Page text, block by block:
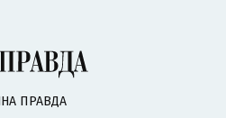
ПРАВДА